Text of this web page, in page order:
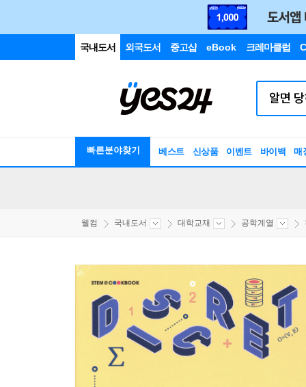
국내도서 외국도서 중고샵 eBook 크레마클럽
빠른분야찾기 베스트 신상품 이벤트 바이백 매
웰컴 국내도서 대학교재 공학계열